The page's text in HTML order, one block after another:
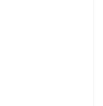
） - 本勉強会にはソリ
社員の約3/4のメンバー
ームのキャッチコピー
りますとPJTの人数は
にあらゆることを思案
ンジニアは以下のよう
ズムを発揮いただけれ
できること ・チームを
実装を自分の手で担い
リューションを提供す
です。 2.自身が担当し